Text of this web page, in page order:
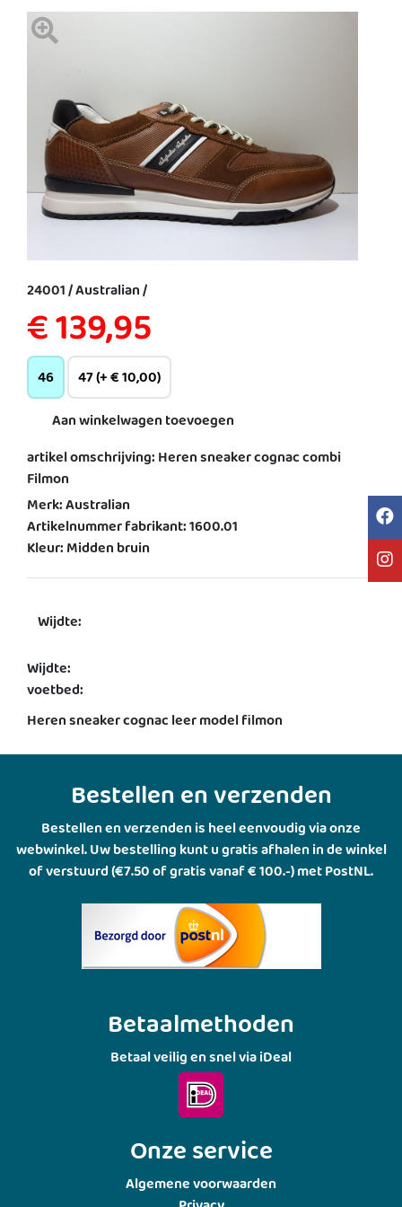
24001 / Australian /
€ 139,95
46 47 (+ € 10,00)
Aan winkelwagen toevoegen
artikel omschrijving: Heren sneaker cognac combi
Filmon
Merk: Australian
Artikelnummer fabrikant: 1600.01
Kleur: Midden bruin
Wijdte:
Wijdte:
voetbed:
Heren sneaker cognac leer model filmon
Bestellen en verzenden
Bestellen en verzenden is heel eenvoudig via onze
webwinkel. Uw bestelling kunt u gratis afhalen in de winkel
of verstuurd (€7.50 of gratis vanaf € 100.-) met PostNL.
Betaalmethoden
Betaal veilig en snel via iDeal
Onze service
Algemene voorwaarden